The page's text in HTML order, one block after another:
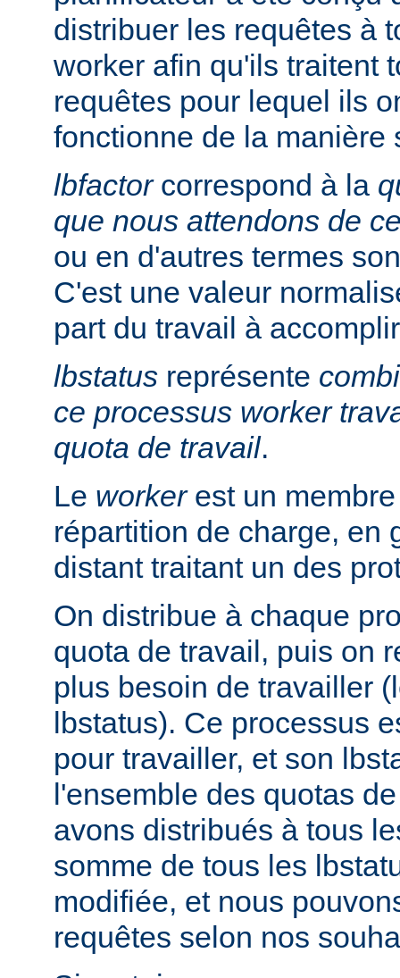
distribuer les requêtes à
worker afin qu'ils traitent
requêtes pour lequel ils
fonctionne de la manière
lbfactorcorrespond à la
que nous attendons de
ou en d'autres termes
C'est une valeur
part du travail à
lbstatus représente
ce processus worker
quota de travail.
Le workerest un
répartition de charge, en
distant traitant un des
On distribue à chaque
quota de travail, puis on
plus besoin de travailler
lbstatus). Ce processus
pour travailler, et son
l'ensemble des quotas
avons distribués à tous
somme de tous les
modifiée, et nous
requêtes selon nos